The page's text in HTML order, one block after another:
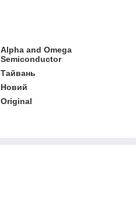
Alpha and Omega
Semiconductor
Тайвань
Новий
Original